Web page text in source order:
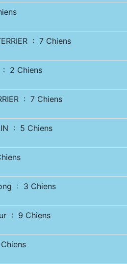
: 7 Chiens
: 2 Chiens
: 7 Chiens
: 5 Chiens
: 3 Chiens
: 9 Chiens